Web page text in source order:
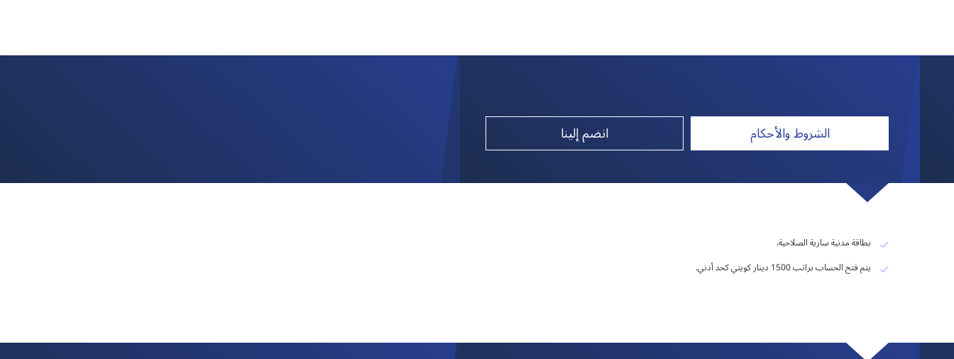
الشروط والأحكام انضم إلينا
بطاقة مدنية سارية الصلاحية.
يتم فتح الحساب براتب 1500 دينار كويتي كحد أدني.